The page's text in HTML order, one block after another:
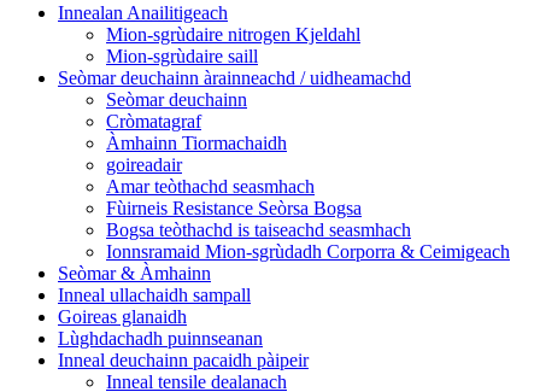
Innealan Anailitigeach
Mion-sgrùdaire nitrogen Kjeldahl
Mion-sgrùdaire saill
Seòmar deuchainn àrainneachd / uidheamachd
Seòmar deuchainn
Cròmatagraf
Àmhainn Tiormachaidh
goireadair
Amar teòthachd seasmhach
Fùirneis Resistance Seòrsa Bogsa
Bogsa teòthachd is taiseachd seasmhach
Ionnsramaid Mion-sgrùdadh Corporra & Ceimigeach
Seòmar & Àmhainn
Inneal ullachaidh sampall
Goireas glanaidh
Lùghdachadh puinnseanan
Inneal deuchainn pacaidh pàipeir
Inneal tensile dealanach